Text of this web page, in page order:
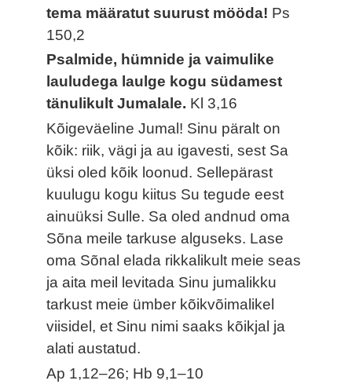
tema määratut suurust mööda! Ps
150,2
Psalmide, hümnide ja vaimulike
lauludega laulge kogu südamest
tänulikult Jumalale. Kl 3,16
Kõigeväeline Jumal! Sinu päralt on
kõik: riik, vägi ja au igavesti, sest Sa
üksi oled kõik loonud. Sellepärast
kuulugu kogu kiitus Su tegude eest
ainuüksi Sulle. Sa oled andnud oma
Sõna meile tarkuse alguseks. Lase
oma Sõnal elada rikkalikult meie seas
ja aita meil levitada Sinu jumalikku
tarkust meie ümber kõikvõimalikel
viisidel, et Sinu nimi saaks kõikjal ja
alati austatud.
Ap 1,12–26; Hb 9,1–10